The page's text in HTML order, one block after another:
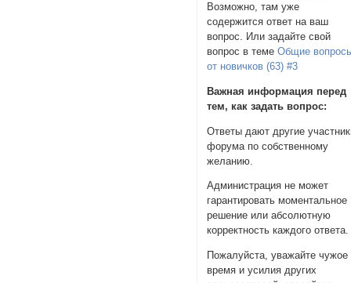
Возможно, там уже
содержится ответ на ваш
вопрос. Или задайте свой
вопрос в темеОбщие
от новичков (63) #3
Важная информация перед
тем, как задать вопрос:
Ответы дают другие
форума по собственному
желанию.
Администрация не может
гарантировать моментальное
решение или абсолютную
корректность каждого ответа.
Пожалуйста, уважайте чужое
время и усилия других